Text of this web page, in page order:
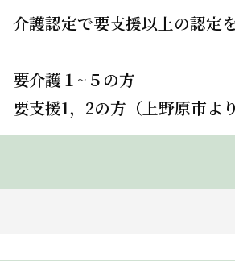
介護認定で要支援以上の認定
要介護１~５の方
要支援1，2の方（上野原市よ